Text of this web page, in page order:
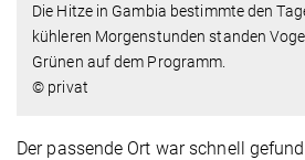
Die Hitze in Gambia bestimmte den
kühleren Morgenstunden standen
Grünen auf dem Programm.
© privat
Der passende Ort war schnell